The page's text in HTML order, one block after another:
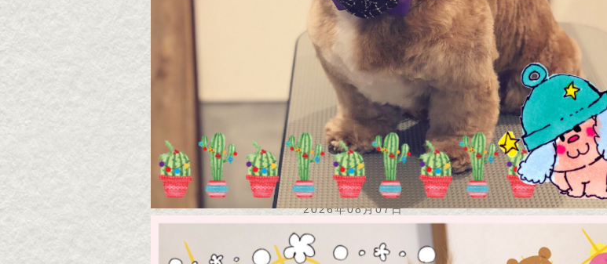
2026・8・6 モカちゃん
2026年08月07日
▶続きを読む
2026・8・6 こふくちゃ
ん
2026年08月07日
▶続きを読む
2026・8・4 モコちゃん
2026年08月05日